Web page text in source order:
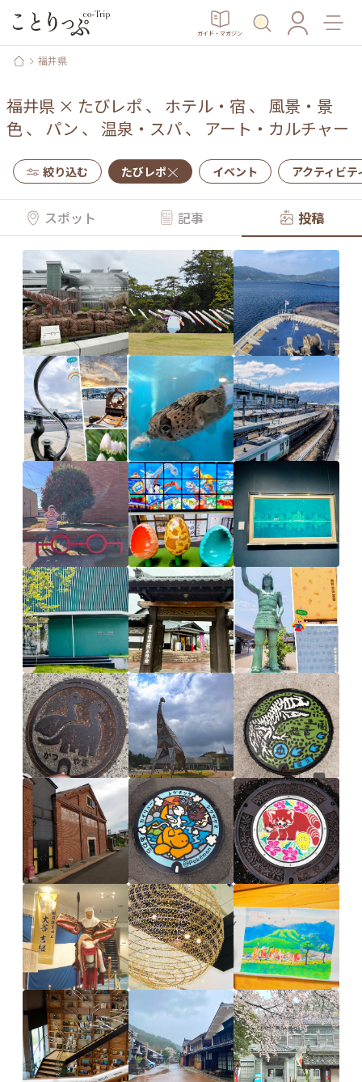
ガイド・マガジン
福井県
福井県 × たびレポ 、 ホテル・宿 、 風景・景
色、 パン 、 温泉・スパ、 アート・カルチャー
絞り込む たびレポ イベント アクティビテ
スポット 記事 投稿